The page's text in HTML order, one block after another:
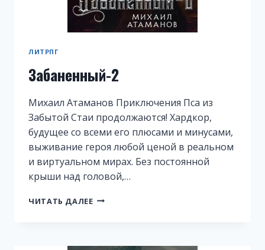
ЛИТРПГ
Забаненный-2
Михаил Атаманов Приключения Пса из
Забытой Стаи продолжаются! Хардкор,
будущее со всеми его плюсами и минусами,
выживание героя любой ценой в реальном
и виртуальном мирах. Без постоянной
крыши над головой,…
ЧИТАТЬ ДАЛЕЕ ЗАБАНЕННЫЙ-2